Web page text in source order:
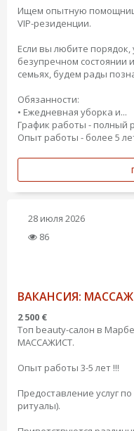
Ищем опытную
VIP-резиденции.
Если вы любите
безупречном состоянии
семьях, будем рады
Обязанности:
• Ежедневная уборка и...
График работы - полный
Опыт работы - более 5
28 июля 2026
86
ВАКАНСИЯ:
2 500 €
Топ beauty-салон в
МАССАЖИСТ.
Опыт работы 3-5 лет !!!
Предоставление услуг
ритуалы).